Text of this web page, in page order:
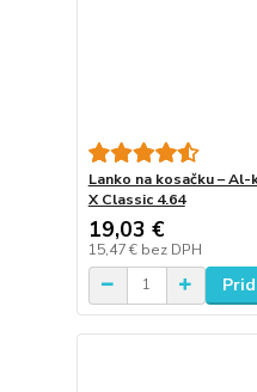
Lanko na kosačku –
X Classic 4.64
19,03 €
15,47 € bez DPH